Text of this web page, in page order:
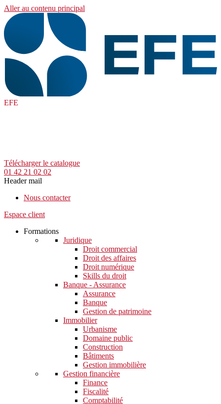
Aller au contenu principal
EFE
Télécharger le catalogue
01 42 21 02 02
Header mail
Nous contacter
Espace client
Formations
Juridique
Droit commercial
Droit des affaires
Droit numérique
Skills du droit
Banque - Assurance
Assurance
Banque
Gestion de patrimoine
Immobilier
Urbanisme
Domaine public
Construction
Bâtiments
Gestion immobilière
Gestion financière
Finance
Fiscalité
Comptabilité